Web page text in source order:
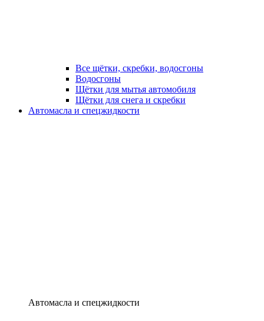
Все щётки, скребки, водосгоны
Водосгоны
Щётки для мытья автомобиля
Щётки для снега и скребки
Автомасла и спецжидкости
Автомасла и спецжидкости